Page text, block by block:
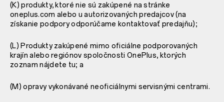
(K) produkty, ktoré nie sú zakúpené na stránke
oneplus.com alebo u autorizovaných predajcov (na
získanie podpory odporúčame kontaktovať predajňu);
(L) Produkty zakúpené mimo oficiálne podporovaných
krajín alebo regiónov spoločnosti OnePlus, ktorých
zoznam nájdete tu; a
(M) opravy vykonávané neoficiálnymi servisnými centrami.